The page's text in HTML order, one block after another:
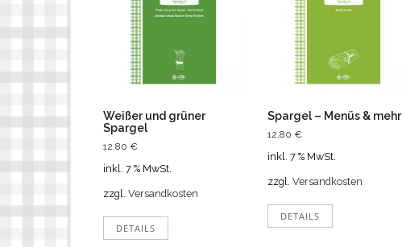
Weißer und grüner
Spargel
12,80 €
inkl. 7 % MwSt.
zzgl. Versandkosten
DETAILS
Spargel – Menüs & mehr
12,80 €
inkl. 7 % MwSt.
zzgl. Versandkosten
DETAILS